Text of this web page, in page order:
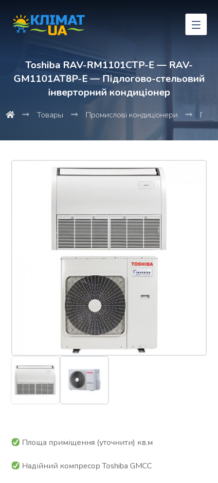
Toshiba RAV-RM1101CTP-E — RAV-
GM1101AT8P-E — Підлогово-стельовий
інверторний кондиціонер
Товары Промислові кондиціонери
Площа приміщення (уточнити) кв.м
Надійний компресор Toshiba GMCC